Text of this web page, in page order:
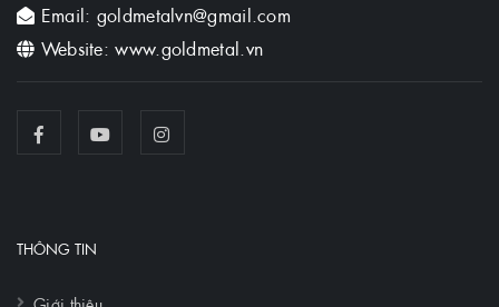
Email: goldmetalvn@gmail.com
Website: www.goldmetal.vn
THÔNG TIN
Giới thiệu